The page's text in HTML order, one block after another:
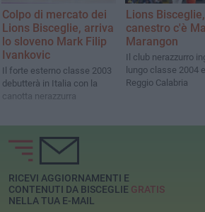
Colpo di mercato dei
Lions Bisceglie, arriva
lo sloveno Mark Filip
Ivankovic
Il forte esterno classe 2003
debutterà in Italia con la
canotta nerazzurra
Lions
canestro c'è
Marangon
Il club nerazzurro
lungo classe 2004
Reggio Calabria
RICEVI AGGIORNAMENTI E
CONTENUTI DA BISCEGLIE GRATIS
NELLA TUA E-MAIL